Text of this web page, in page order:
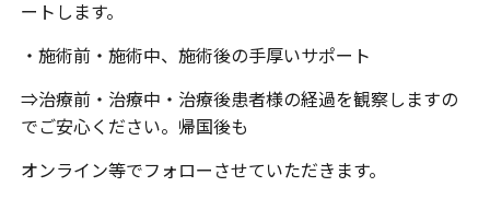
ートします。
・施術前・施術中、施術後の手厚いサポート
⇒治療前・治療中・治療後患者様の経過を観察しますの
でご安心ください。帰国後も
オンライン等でフォローさせていただきます。